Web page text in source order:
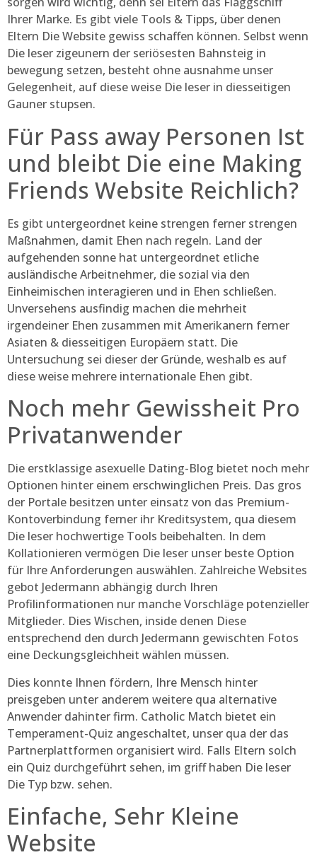
Ihrer Marke. Es gibt viele Tools & Tipps, über denen
Eltern Die Website gewiss schaffen können. Selbst wenn
Die leser zigeunern der seriösesten Bahnsteig in
bewegung setzen, besteht ohne ausnahme unser
Gelegenheit, auf diese weise Die leser in diesseitigen
Gauner stupsen.
Für Pass away Personen Ist
und bleibt Die eine Making
Friends Website Reichlich?
Es gibt untergeordnet keine strengen ferner strengen
Maßnahmen, damit Ehen nach regeln. Land der
aufgehenden sonne hat untergeordnet etliche
ausländische Arbeitnehmer, die sozial via den
Einheimischen interagieren und in Ehen schließen.
Unversehens ausfindig machen die mehrheit
irgendeiner Ehen zusammen mit Amerikanern ferner
Asiaten & diesseitigen Europäern statt. Die
Untersuchung sei dieser der Gründe, weshalb es auf
diese weise mehrere internationale Ehen gibt.
Noch mehr Gewissheit Pro
Privatanwender
Die erstklassige asexuelle Dating-Blog bietet noch mehr
Optionen hinter einem erschwinglichen Preis. Das gros
der Portale besitzen unter einsatz von das Premium-
Kontoverbindung ferner ihr Kreditsystem, qua diesem
Die leser hochwertige Tools beibehalten. In dem
Kollationieren vermögen Die leser unser beste Option
für Ihre Anforderungen auswählen. Zahlreiche Websites
gebot Jedermann abhängig durch Ihren
Profilinformationen nur manche Vorschläge potenzieller
Mitglieder. Dies Wischen, inside denen Diese
entsprechend den durch Jedermann gewischten Fotos
eine Deckungsgleichheit wählen müssen.
Dies konnte Ihnen fördern, Ihre Mensch hinter
preisgeben unter anderem weitere qua alternative
Anwender dahinter firm. Catholic Match bietet ein
Temperament-Quiz angeschaltet, unser qua der das
Partnerplattformen organisiert wird. Falls Eltern solch
ein Quiz durchgeführt sehen, im griff haben Die leser
Die Typ bzw. sehen.
Einfache, Sehr Kleine
Website